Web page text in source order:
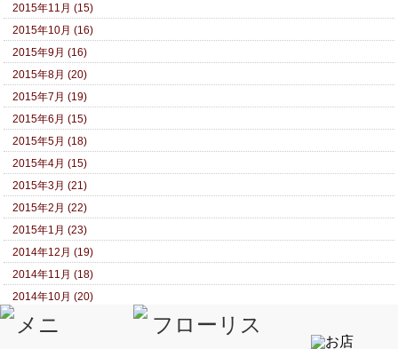
2015年11月 (15)
2015年10月 (16)
2015年9月 (16)
2015年8月 (20)
2015年7月 (19)
2015年6月 (15)
2015年5月 (18)
2015年4月 (15)
2015年3月 (21)
2015年2月 (22)
2015年1月 (23)
2014年12月 (19)
2014年11月 (18)
2014年10月 (20)
2014年9月 (20)